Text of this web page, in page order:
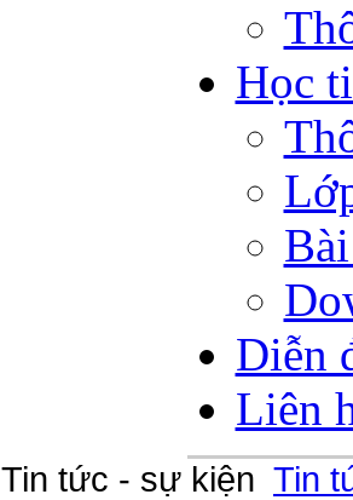
Học
Diễn
Liên
Tin tức - sự kiện Tin